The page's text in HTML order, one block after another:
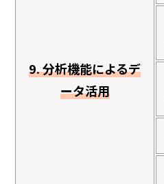
9. 分析機能によるデ
ータ活用